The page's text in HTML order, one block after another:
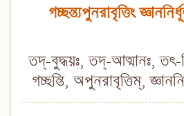
গচ্ছন্ত্যপুনরাবৃত্তিং
তদ্-বুদ্ধয়ঃ, তদ্-আত্মানঃ, তৎ-
গচ্ছন্তি, অপুনরাবৃত্তিম্,